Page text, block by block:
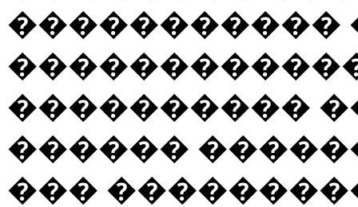
�����������
����������
������
���